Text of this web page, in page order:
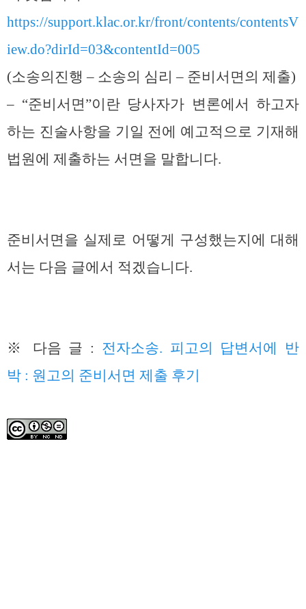
https://support.klac.or.kr/front/contents/contentsV
iew.do?dirId=03&contentId=005
(소송의진행 – 소송의 심리 – 준비서면의 제출)
– “준비서면”이란 당사자가 변론에서 하고자
하는 진술사항을 기일 전에 예고적으로 기재해
법원에 제출하는 서면을 말합니다.
준비서면을 실제로 어떻게 구성했는지에 대해
서는 다음 글에서 적겠습니다.
※ 다음 글 : 전자소송. 피고의 답변서에 반
박 : 원고의 준비서면 제출 후기